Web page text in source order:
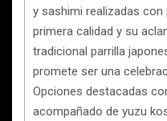
y sashimi realizadas
primera calidad y su
tradicional parrilla
promete ser una
Opciones destacadas
acompañado de yuzu